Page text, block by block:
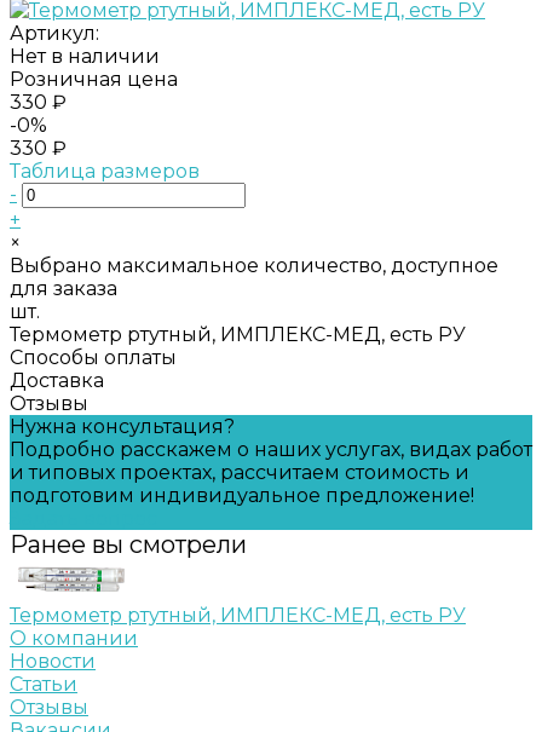
Артикул:
Нет в наличии
Розничная цена
330 ₽
-0%
330 ₽
Таблица размеров
-
+
×
Выбрано максимальное количество, доступное
для заказа
шт.
Термометр ртутный, ИМПЛЕКС-МЕД, есть РУ
Способы оплаты
Доставка
Отзывы
Нужна консультация?
Подробно расскажем о наших услугах, видах работ
и типовых проектах, рассчитаем стоимость и
подготовим индивидуальное предложение!
Ранее вы смотрели
Термометр ртутный, ИМПЛЕКС-МЕД, есть РУ
О компании
Новости
Статьи
Отзывы